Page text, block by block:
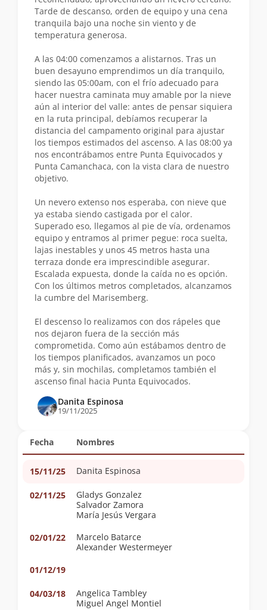
Fecha Nombres
15/11/25 Danita Espinosa
02/11/25
Gladys Gonzalez
Salvador Zamora
María Jesús Vergara
02/01/22
Marcelo Batarce
Alexander Westermeyer
01/12/19
04/03/18
Angelica Tambley
Miguel Angel Montiel
Tarde de descanso, orden de equipo y una cena
tranquila bajo una noche sin viento y de
temperatura generosa.
A las 04:00 comenzamos a alistarnos. Tras un
buen desayuno emprendimos un día tranquilo,
siendo las 05:00am, con el frío adecuado para
hacer nuestra caminata muy amable por la nieve
aún al interior del valle: antes de pensar siquiera
en la ruta principal, debíamos recuperar la
distancia del campamento original para ajustar
los tiempos estimados del ascenso. A las 08:00 ya
nos encontrábamos entre Punta Equivocados y
Punta Camanchaca, con la vista clara de nuestro
objetivo.
Un nevero extenso nos esperaba, con nieve que
ya estaba siendo castigada por el calor.
Superado eso, llegamos al pie de vía, ordenamos
equipo y entramos al primer pegue: roca suelta,
lajas inestables y unos 45 metros hasta una
terraza donde era imprescindible asegurar.
Escalada expuesta, donde la caída no es opción.
Con los últimos metros completados, alcanzamos
la cumbre del Marisemberg.
El descenso lo realizamos con dos rápeles que
nos dejaron fuera de la sección más
comprometida. Como aún estábamos dentro de
los tiempos planificados, avanzamos un poco
más y, sin mochilas, completamos también el
ascenso final hacia Punta Equivocados.
Danita Espinosa
19/11/2025